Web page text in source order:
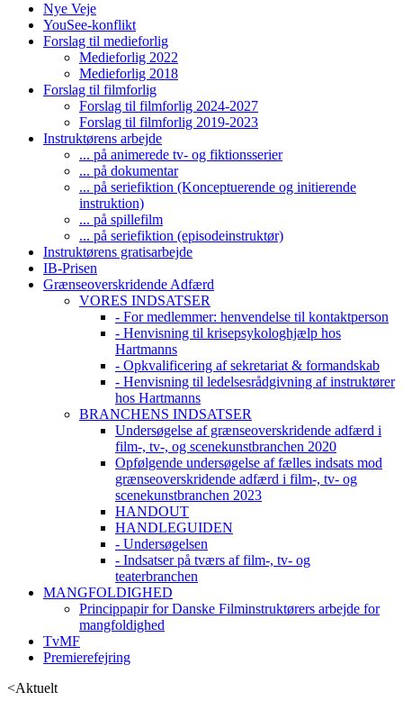
Nye Veje
YouSee-konflikt
Forslag til medieforlig
Medieforlig 2022
Medieforlig 2018
Forslag til filmforlig
Forslag til filmforlig 2024-2027
Forslag til filmforlig 2019-2023
Instruktørens arbejde
... på animerede tv- og fiktionsserier
... på dokumentar
... på seriefiktion (Konceptuerende og initierende
instruktion)
... på spillefilm
... på seriefiktion (episodeinstruktør)
Instruktørens gratisarbejde
IB-Prisen
Grænseoverskridende Adfærd
VORES INDSATSER
- For medlemmer: henvendelse til kontaktperson
- Henvisning til krisepsykologhjælp hos
Hartmanns
- Opkvalificering af sekretariat & formandskab
- Henvisning til ledelsesrådgivning af instruktører
hos Hartmanns
BRANCHENS INDSATSER
Undersøgelse af grænseoverskridende adfærd i
film-, tv-, og scenekunstbranchen 2020
Opfølgende undersøgelse af fælles indsats mod
grænseoverskridende adfærd i film-, tv- og
scenekunstbranchen 2023
HANDOUT
HANDLEGUIDEN
- Undersøgelsen
- Indsatser på tværs af film-, tv- og
teaterbranchen
MANGFOLDIGHED
Princippapir for Danske Filminstruktørers arbejde for
mangfoldighed
TvMF
Premierefejring
<Aktuelt